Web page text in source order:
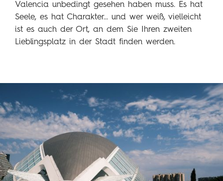
Valencia unbedingt gesehen haben muss. Es hat
Seele, es hat Charakter... und wer weiß, vielleicht
ist es auch der Ort, an dem Sie Ihren zweiten
Lieblingsplatz in der Stadt finden werden.